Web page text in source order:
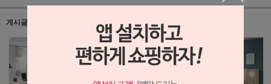
게시글 관련 상품